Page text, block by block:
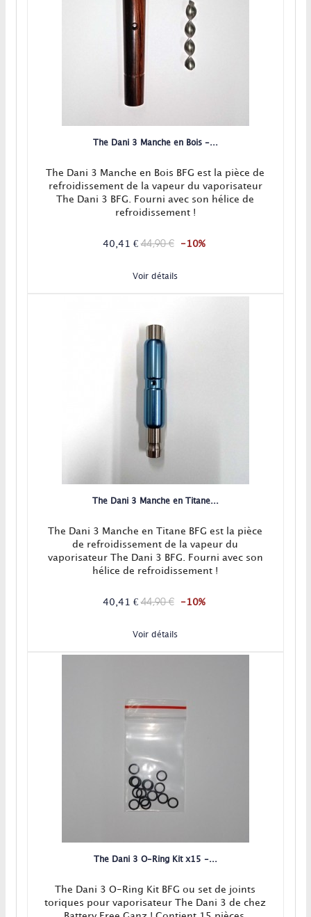
The Dani 3 Manche en Bois -...
The Dani 3 Manche en Bois BFG est la pièce de
refroidissement de la vapeur du vaporisateur
The Dani 3 BFG. Fourni avec son hélice de
refroidissement !
40,41 €44,90 € -10%
Voir détails
The Dani 3 Manche en Titane...
The Dani 3 Manche en Titane BFG est la pièce
de refroidissement de la vapeur du
vaporisateur The Dani 3 BFG. Fourni avec son
hélice de refroidissement !
40,41 €44,90 € -10%
Voir détails
The Dani 3 O-Ring Kit x15 -...
The Dani 3 O-Ring Kit BFG ou set de joints
toriques pour vaporisateur The Dani 3 de chez